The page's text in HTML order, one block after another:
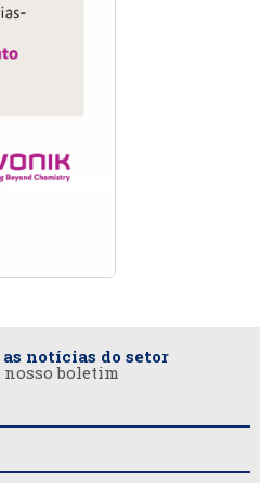
notícias do setor
nosso boletim